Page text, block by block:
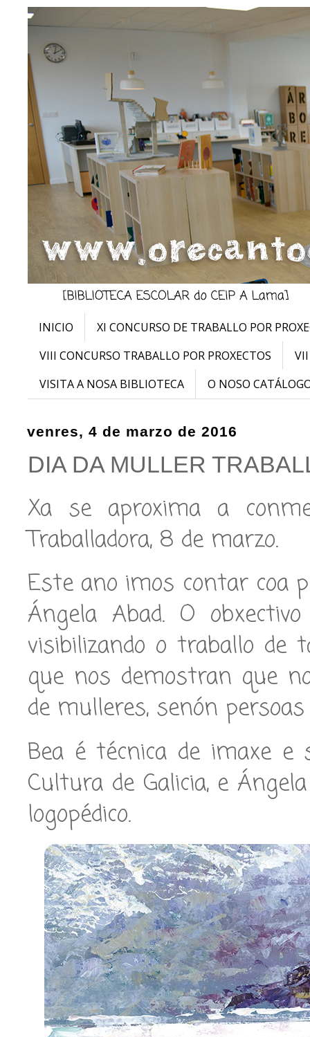
INICIO
XI CONCURSO DE TRABALLO POR
VIII CONCURSO TRABALLO POR PROXECTOS
VISITA A NOSA BIBLIOTECA
O NOSO
venres, 4 de marzo de 2016
DIA DA MULLER
Xa se aproxima a
Traballadora, 8 de marzo.
Este ano imos contar coa
Ángela Abad. O
visibilizando o traballo de
que nos demostran que
de mulleres, senón
Bea é técnica de imaxe
Cultura de Galicia, e
logopédico.